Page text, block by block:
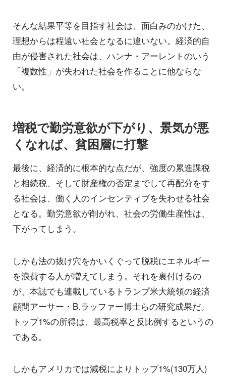
そんな結果平等を目指す社会は、面白みのかけた、
理想からは程遠い社会となるに違いない。経済的自
由が侵害された社会は、ハンナ・アーレントのいう
「複数性」が失われた社会を作ることに他ならな
い。
増税で勤労意欲が下がり、景気が悪
くなれば、貧困層に打撃
最後に、経済的に根本的な点だが、強度の累進課税
と相続税、そして財産権の否定までして再配分をす
る社会は、働く人のインセンティブを失わせる社会
となる。勤労意欲が削がれ、社会の労働生産性は、
下がってしまう。
しかも法の抜け穴をかいくぐって脱税にエネルギー
を浪費する人が増えてしまう。それを裏付けるの
が、本誌でも連載しているトランプ米大統領の経済
顧問アーサー・B.ラッファー博士らの研究成果だ。
トップ1%の所得は、最高税率と反比例するというの
である。
しかもアメリカでは減税によりトップ1%(130万人)